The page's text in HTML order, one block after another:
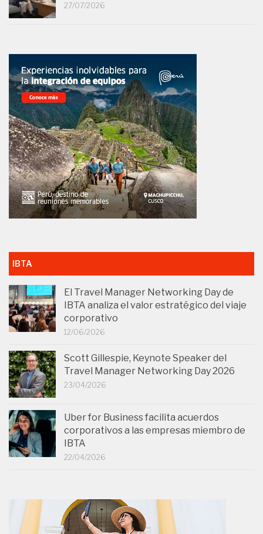
27/07/2026
IBTA
El Travel Manager Networking Day de
IBTA analiza el valor estratégico del viaje
corporativo
12/06/2026
Scott Gillespie, Keynote Speaker del
Travel Manager Networking Day 2026
23/04/2026
Uber for Business facilita acuerdos
corporativos a las empresas miembro de
IBTA
22/04/2026